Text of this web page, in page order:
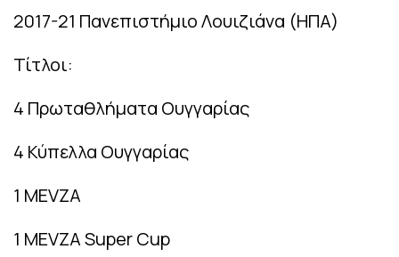
2017-21 Πανεπιστήμιο Λουιζιάνα (ΗΠΑ)
Τίτλοι:
4 Πρωταθλήματα Ουγγαρίας
4 Κύπελλα Ουγγαρίας
1 MEVZA
1 MEVZA Super Cup